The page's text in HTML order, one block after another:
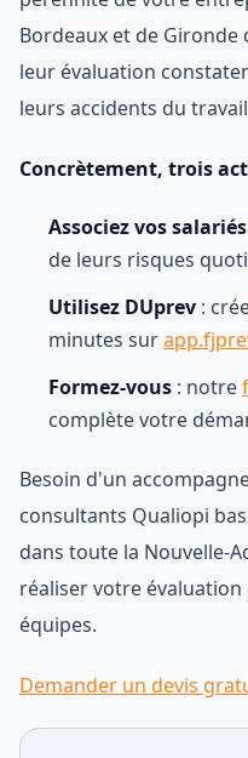
Bordeaux et de
leur évaluation
leurs accidents du
Concrètement, trois
Associez vos salariés
de leurs risques
Utilisez DUprev :
minutes sur
Formez-vous : notre
complète votre
Besoin d'un
consultants Qualiopi
dans toute la Nouvelle-
réaliser votre
équipes.
Demander un devis